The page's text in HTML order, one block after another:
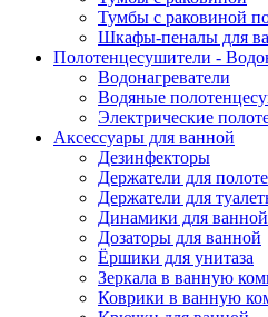
Тумбы с раковиной
Шкафы-пеналы для
Полотенцесушители -
Водонагреватели
Водяные
Электрические
Аксессуары для ванной
Дезинфекторы
Держатели для
Держатели для
Динамики для ванной
Дозаторы для ванной
Ёршики для унитаза
Зеркала в ванную
Коврики в ванную